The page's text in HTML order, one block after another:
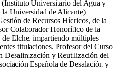
Universitario del Agua y
la Universidad de Alicante).
de Recursos Hídricos, de la
Colaborador Honorífico de la
Elche, impartiendo múltiples
titulaciones. Profesor del Curso
Desalinización y Reutilización del
Española de Desalación y